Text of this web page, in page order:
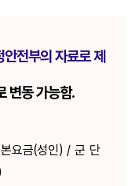
전부의 자료로 제
변동 가능함.
요금(성인) / 군 단